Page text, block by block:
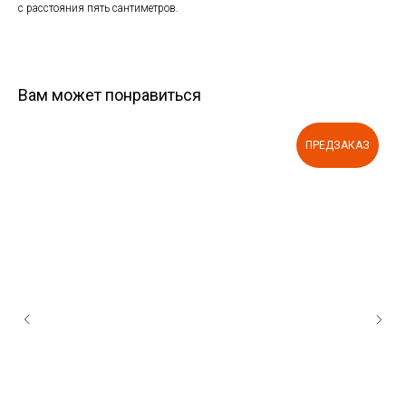
с расстояния пять сантиметров.
Вам может понравиться
ПРЕДЗАКАЗ